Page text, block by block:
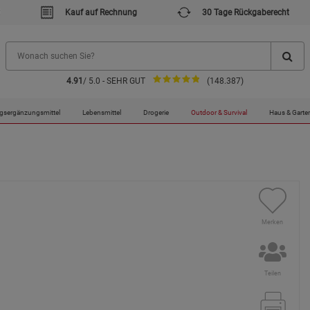
Kauf auf Rechnung 30 Tage Rückgaberecht
4.91 / 5.0 - SEHR GUT (148.387)
Lebensmittel Drogerie Outdoor & Survival Haus &
Merken
Teilen